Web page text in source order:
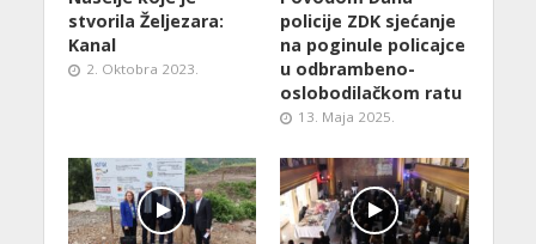
stvorila Željezara:
Kanal
2. Oktobra 2023.
policije ZDK sjećanje
na poginule policajce
u odbrambeno-
oslobodilačkom ratu
13. Maja 2025.